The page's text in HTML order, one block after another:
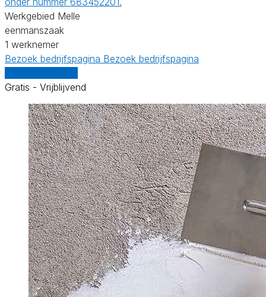
Werkgebied Melle
eenmanszaak
1 werknemer
Bezoek bedrijfspagina Bezoek bedrijfspagina
Gratis - Vrijblijvend